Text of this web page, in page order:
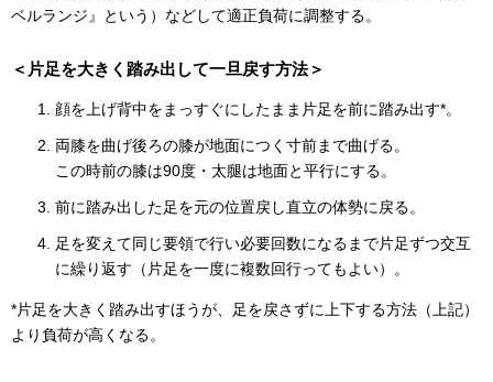
ベルランジ』という）などして適正負荷に調整する。
＜片足を大きく踏み出して一旦戻す方法＞
顔を上げ背中をまっすぐにしたまま片足を前に踏み出す*。
両膝を曲げ後ろの膝が地面につく寸前まで曲げる。
この時前の膝は90度・太腿は地面と平行にする。
前に踏み出した足を元の位置戻し直立の体勢に戻る。
足を変えて同じ要領で行い必要回数になるまで片足ずつ交互
に繰り返す（片足を一度に複数回行ってもよい）。
*片足を大きく踏み出すほうが、足を戻さずに上下する方法（上記）
より負荷が高くなる。